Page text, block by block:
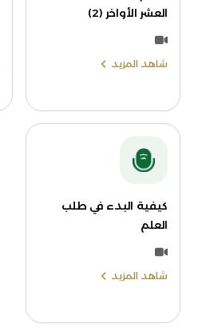
العشر الأواخر (2)
شاهد المزيد
كيفية البدء في طلب
العلم
شاهد المزيد